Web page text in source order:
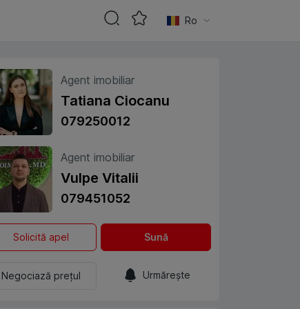
Agent imobiliar
Tatiana Ciocanu
079250012
Agent imobiliar
Vulpe Vitalii
079451052
Solicită apel Sună
Negociază prețul Urmărește
Ro